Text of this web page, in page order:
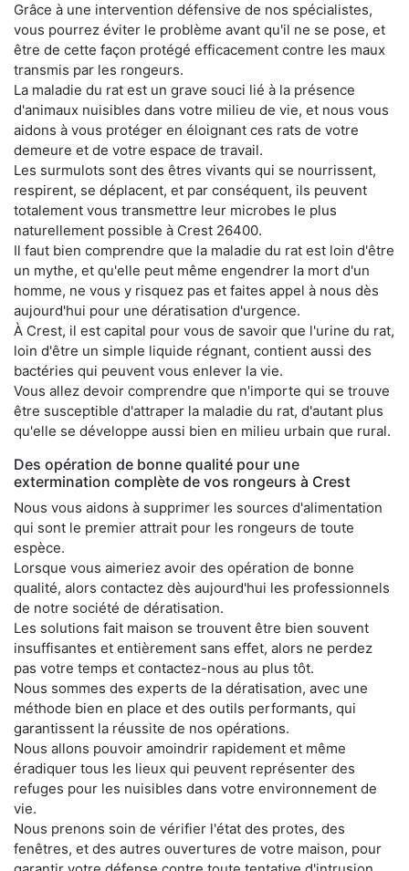
Grâce à une intervention défensive de nos spécialistes,
vous pourrez éviter le problème avant qu'il ne se pose, et
être de cette façon protégé efficacement contre les maux
transmis par les rongeurs.
La maladie du rat est un grave souci lié à la présence
d'animaux nuisibles dans votre milieu de vie, et nous vous
aidons à vous protéger en éloignant ces rats de votre
demeure et de votre espace de travail.
Les surmulots sont des êtres vivants qui se nourrissent,
respirent, se déplacent, et par conséquent, ils peuvent
totalement vous transmettre leur microbes le plus
naturellement possible à Crest 26400.
Il faut bien comprendre que la maladie du rat est loin d'être
un mythe, et qu'elle peut même engendrer la mort d'un
homme, ne vous y risquez pas et faites appel à nous dès
aujourd'hui pour une dératisation d'urgence.
À Crest, il est capital pour vous de savoir que l'urine du rat,
loin d'être un simple liquide régnant, contient aussi des
bactéries qui peuvent vous enlever la vie.
Vous allez devoir comprendre que n'importe qui se trouve
être susceptible d'attraper la maladie du rat, d'autant plus
qu'elle se développe aussi bien en milieu urbain que rural.
Des opération de bonne qualité pour une
extermination complète de vos rongeurs à Crest
Nous vous aidons à supprimer les sources d'alimentation
qui sont le premier attrait pour les rongeurs de toute
espèce.
Lorsque vous aimeriez avoir des opération de bonne
qualité, alors contactez dès aujourd'hui les professionnels
de notre société de dératisation.
Les solutions fait maison se trouvent être bien souvent
insuffisantes et entièrement sans effet, alors ne perdez
pas votre temps et contactez-nous au plus tôt.
Nous sommes des experts de la dératisation, avec une
méthode bien en place et des outils performants, qui
garantissent la réussite de nos opérations.
Nous allons pouvoir amoindrir rapidement et même
éradiquer tous les lieux qui peuvent représenter des
refuges pour les nuisibles dans votre environnement de
vie.
Nous prenons soin de vérifier l'état des protes, des
fenêtres, et des autres ouvertures de votre maison, pour